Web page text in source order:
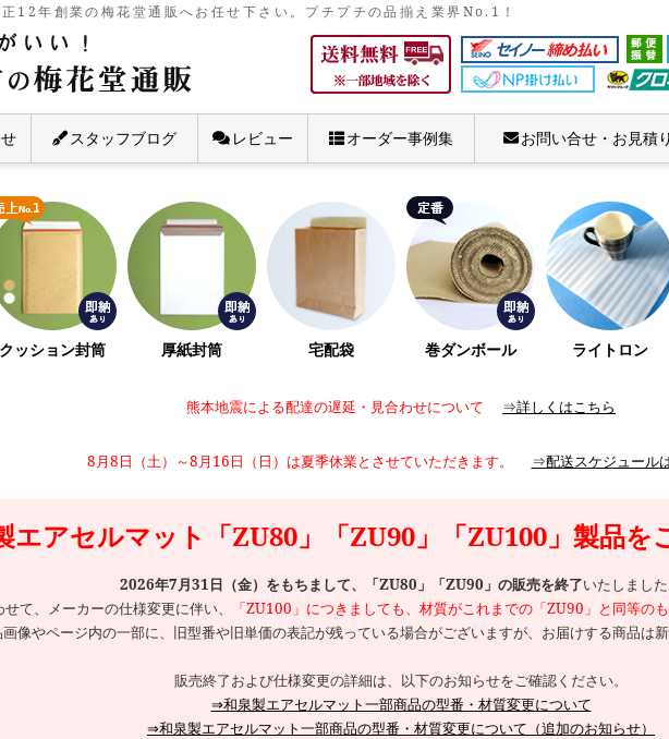
12年創業の梅花堂通販へお任せ下さい。プチプチの品揃え業界No.1！
スタッフブログ レビュー オーダー事例集 お問い合せ・お見積り
クッション封筒 厚紙封筒 宅配袋 巻ダンボール ライトロン
熊本地震による配達の遅延・見合わせについて ⇒詳しくはこちら
8月8日（土）～8月16日（日）は夏季休業とさせていただきます。 ⇒配送スケジュール
エアセルマット「ZU80」「ZU90」「ZU100」製品を
2026年7月31日（金）をもちまして、「ZU80」「ZU90」の販売を終了いたしました
せて、メーカーの仕様変更に伴い、
「ZU100」につきましても、材質がこれまでの「ZU90」と同等の
像やページ内の一部に、旧型番や旧単価の表記が残っている場合がございますが、お届けする商品は
販売終了および仕様変更の詳細は、以下のお知らせをご確認ください。
⇒和泉製エアセルマット一部商品の型番・材質変更について
⇒和泉製エアセルマット一部商品の型番・材質変更について（追加のお知らせ）